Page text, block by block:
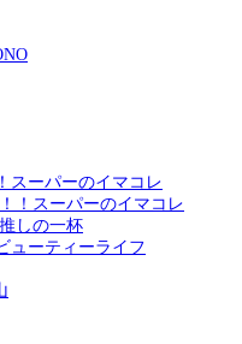
スーパーのイマコレ
！スーパーのイマコレ
しの一杯
ューティーライフ